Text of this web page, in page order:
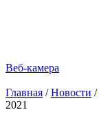
Веб-камера
Главная /Новости /
2021